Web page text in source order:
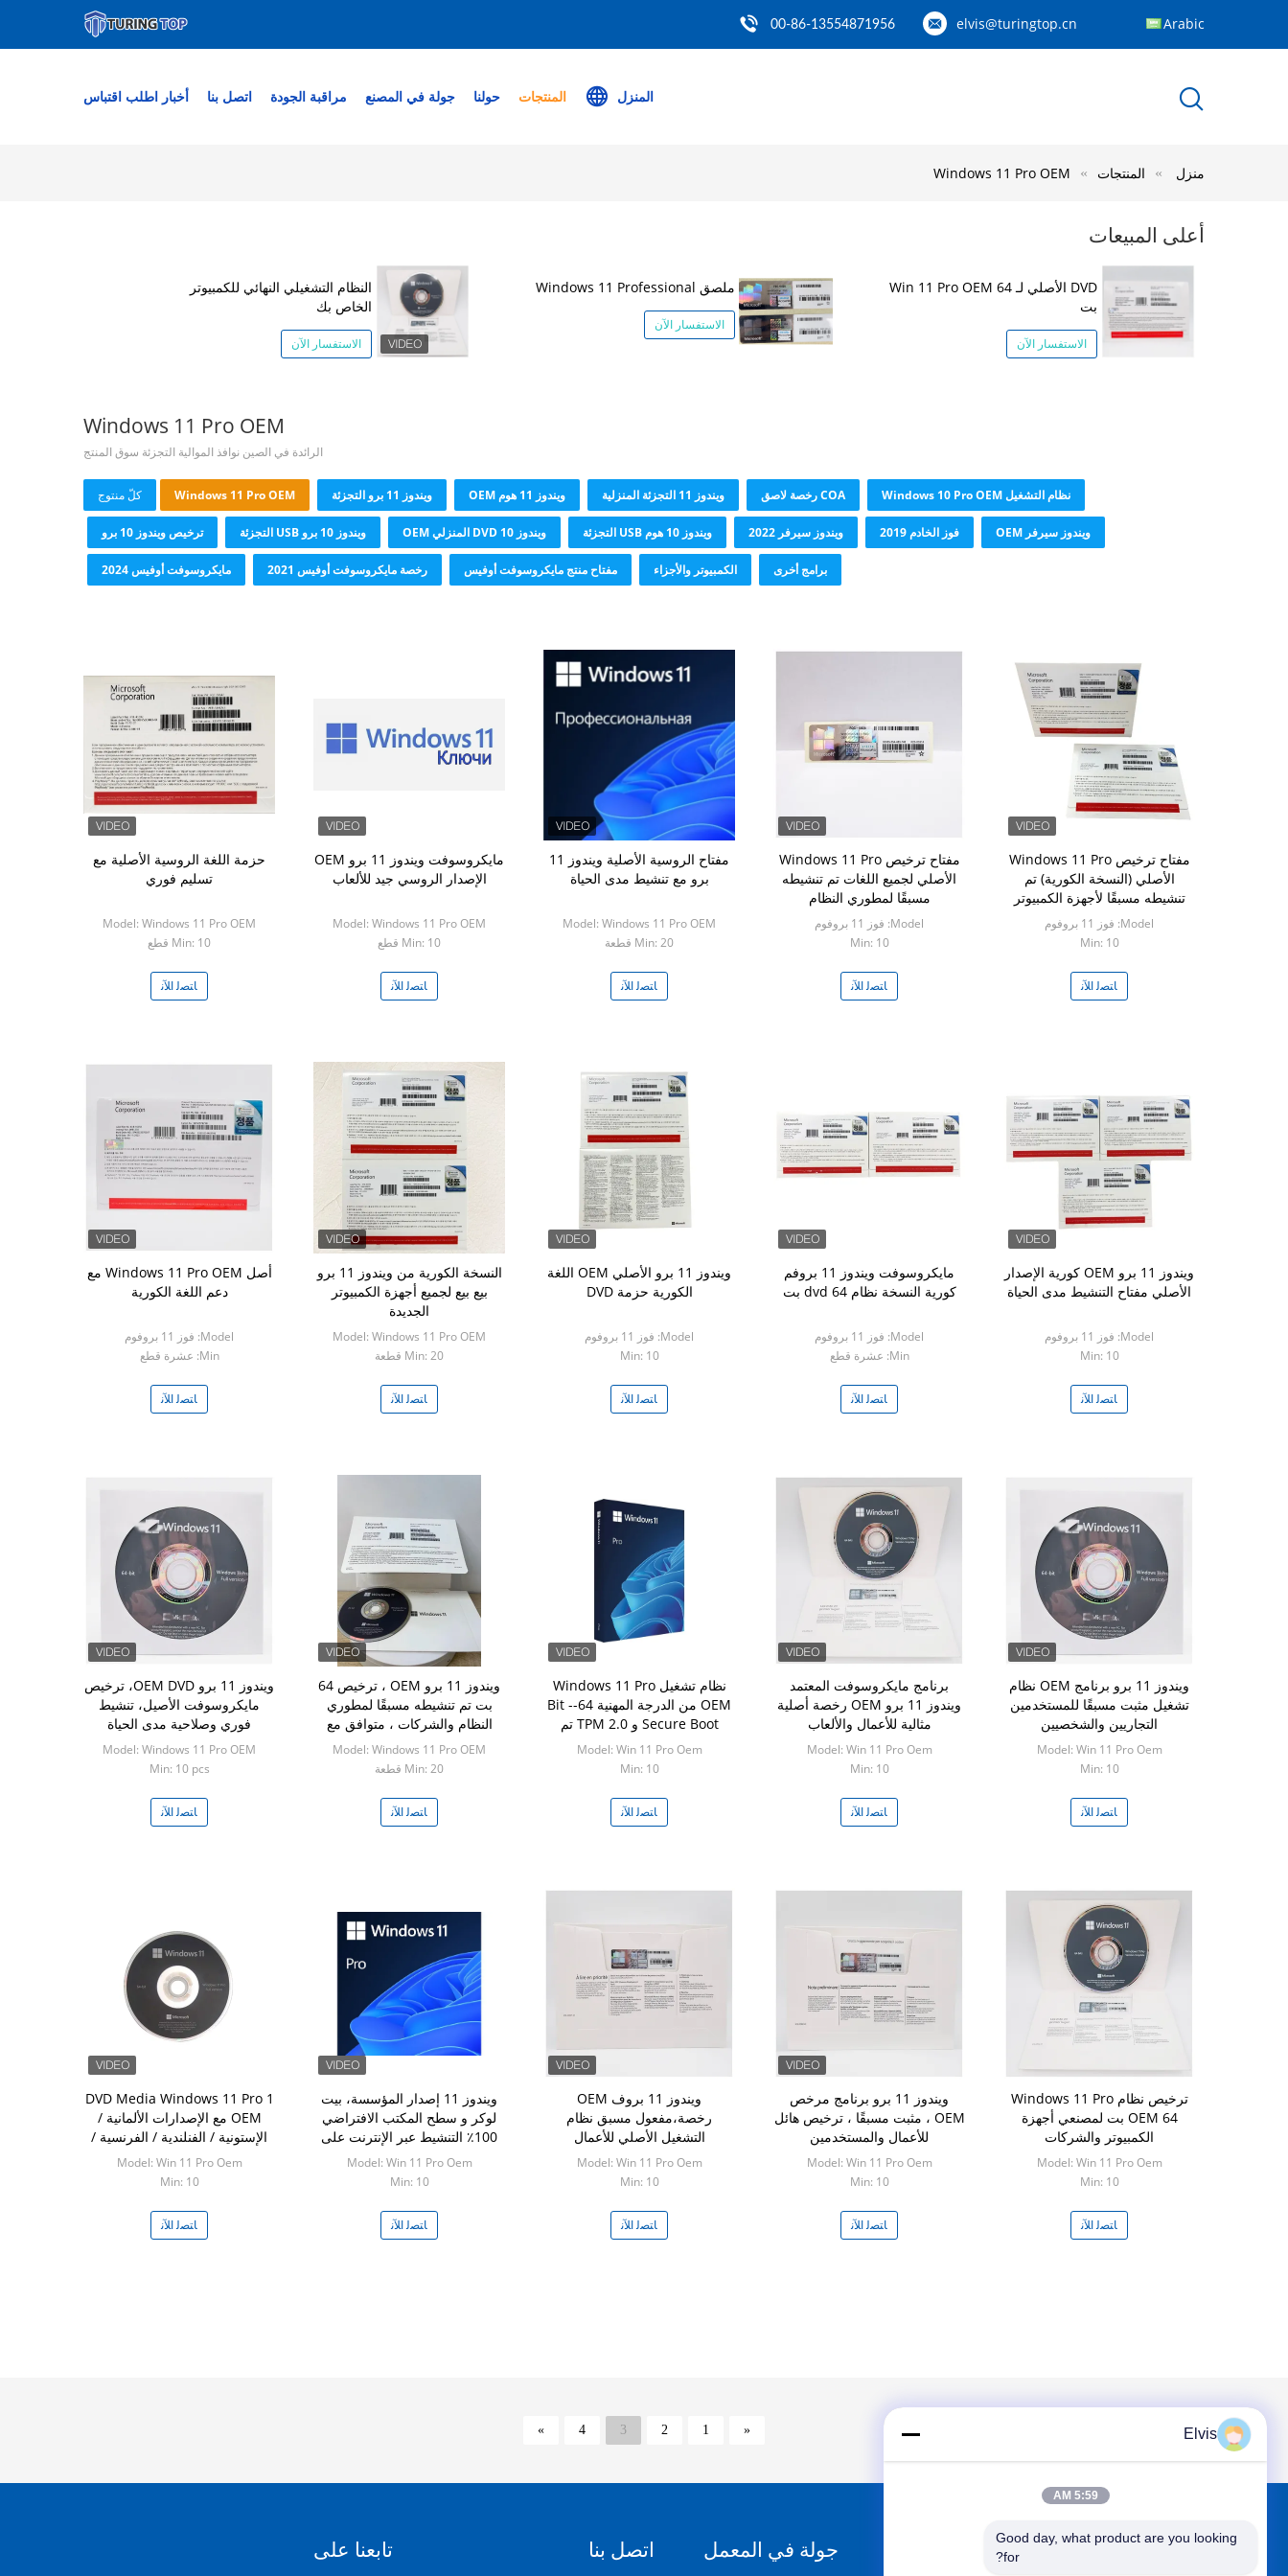
elvis@turingtop.cn
00-86-13554871956 Arabic
المنزل المنتجات حولنا جولة في المصنع مراقبة الجودة اتصل بنا أخبار اطلب اقتباس
منزل المنتجات Windows 11 Pro OEM
أعلى المبيعات
DVD الأصلي لـ Win 11 Pro OEM 64
بت
الاستفسار الآن
ملصق Windows 11 Professional
الاستفسار الآن
النظام التشغيلي النهائي للكمبيوتر
الخاص بك
الاستفسار الآن
Windows 11 Pro OEM
الرائدة في الصين نوافذ الموالية التجزئة سوق المنتج
كلّ منتوج Windows 11 Pro OEM ويندوز 11 برو التجزئة ويندوز 11 هوم OEM ويندوز 11 التجزئة المنزلية COA رخصة لاصق نظام التشغيل Windows 10 Pro OEM
ترخيص ويندوز 10 برو ويندوز 10 برو USB التجزئة ويندوز 10 DVD المنزلي OEM ويندوز 10 هوم USB التجزئة ويندوز سيرفر 2022 فوز الخادم 2019 ويندوز سيرفر OEM
مايكروسوفت أوفيس 2024 رخصة مايكروسوفت أوفيس 2021 مفتاح منتج مايكروسوفت أوفيس الكمبيوتر والأجزاء برامج أخرى
حزمة اللغة الروسية الأصلية مع
تسليم فوري
Model: Windows 11 Pro OEM
Min: 10 قطع
ﺎﺘﺼﻟ ﺍﻶﻧ
مايكروسوفت ويندوز 11 برو OEM
الإصدار الروسي جيد للألعاب
Model: Windows 11 Pro OEM
Min: 10 قطع
ﺎﺘﺼﻟ ﺍﻶﻧ
مفتاح الروسية الأصلية ويندوز 11
برو مع تنشيط مدى الحياة
Model: Windows 11 Pro OEM
Min: 20 قطعة
ﺎﺘﺼﻟ ﺍﻶﻧ
مفتاح ترخيص Windows 11 Pro
الأصلي لجميع اللغات تم تنشيطه
مسبقًا لمطوري النظام
Model: فوز 11 بروفوم
Min: 10
ﺎﺘﺼﻟ ﺍﻶﻧ
مفتاح ترخيص Windows 11 Pro
الأصلي (النسخة الكورية) تم
تنشيطه مسبقًا لأجهزة الكمبيوتر
الكورية Model: فوز 11 بروفوم
Min: 10
ﺎﺘﺼﻟ ﺍﻶﻧ
أصل Windows 11 Pro OEM مع
دعم اللغة الكورية
Model: فوز 11 بروفوم
Min: عشرة قطع
ﺎﺘﺼﻟ ﺍﻶﻧ
النسخة الكورية من ويندوز 11 برو
بيع بيع لجميع أجهزة الكمبيوتر
الجديدة
Model: Windows 11 Pro OEM
Min: 20 قطعة
ﺎﺘﺼﻟ ﺍﻶﻧ
ويندوز 11 برو الأصلي OEM اللغة
الكورية حزمة DVD
Model: فوز 11 بروفوم
Min: 10
ﺎﺘﺼﻟ ﺍﻶﻧ
مايكروسوفت ويندوز 11 بروفم
كورية النسخة نظام dvd 64 بت
Model: فوز 11 بروفوم
Min: عشرة قطع
ﺎﺘﺼﻟ ﺍﻶﻧ
ويندوز 11 برو OEM كورية الإصدار
الأصلي مفتاح التنشيط مدى الحياة
Model: فوز 11 بروفوم
Min: 10
ﺎﺘﺼﻟ ﺍﻶﻧ
ويندوز 11 برو OEM DVD، ترخيص
مايكروسوفت الأصيل، تنشيط
فوري وصلاحية مدى الحياة
Model: Windows 11 Pro OEM
Min: 10 pcs
ﺎﺘﺼﻟ ﺍﻶﻧ
ويندوز 11 برو OEM ، ترخيص 64
بت تم تنشيطه مسبقًا لمطوري
النظام والشركات ، متوافق مع
TPM 2.0
Model: Windows 11 Pro OEM
Min: 20 قطعة
ﺎﺘﺼﻟ ﺍﻶﻧ
نظام تشغيل Windows 11 Pro
OEM من الدرجة المهنية 64-Bit -
Secure Boot و TPM 2.0 تم
تمكينها
Model: Win 11 Pro Oem
Min: 10
ﺎﺘﺼﻟ ﺍﻶﻧ
برنامج مايكروسوفت المعتمد
ويندوز 11 برو OEM رخصة أصلية
مثالية للأعمال والألعاب
Model: Win 11 Pro Oem
Min: 10
ﺎﺘﺼﻟ ﺍﻶﻧ
ويندوز 11 برو برنامج OEM نظام
تشغيل مثبت مسبقًا للمستخدمين
التجاريين والشخصيين
Model: Win 11 Pro Oem
Min: 10
ﺎﺘﺼﻟ ﺍﻶﻧ
1 DVD Media Windows 11 Pro
OEM مع الإصدارات الألمانية /
الإستونية / الفنلندية / الفرنسية /
اليونانية / العبرية / الإنجليزية
Model: Win 11 Pro Oem
Min: 10
ﺎﺘﺼﻟ ﺍﻶﻧ
ويندوز 11 إصدار المؤسسة، بيت
لوكر و سطح المكتب الافتراضي
100٪ التنشيط عبر الإنترنت على
مستوى العالم
Model: Win 11 Pro Oem
Min: 10
ﺎﺘﺼﻟ ﺍﻶﻧ
ويندوز 11 بروف OEM
رخصة،مفعول مسبق نظام
التشغيل الأصلي للأعمال
Model: Win 11 Pro Oem
Min: 10
ﺎﺘﺼﻟ ﺍﻶﻧ
ويندوز 11 برو برنامج مرخص
OEM ، مثبت مسبقًا ، ترخيص هائل
للأعمال والمستخدمين
Model: Win 11 Pro Oem
Min: 10
ﺎﺘﺼﻟ ﺍﻶﻧ
ترخيص نظام Windows 11 Pro
OEM 64 بت لمصنعي أجهزة
الكمبيوتر والشركات
Model: Win 11 Pro Oem
Min: 10
ﺎﺘﺼﻟ ﺍﻶﻧ
«
1
2
3
4
»
الاقسام حول نا جولة في المعمل اتصل بنا تابعنا على
Elvis
5:59 AM
Good day, what product are you looking
for?